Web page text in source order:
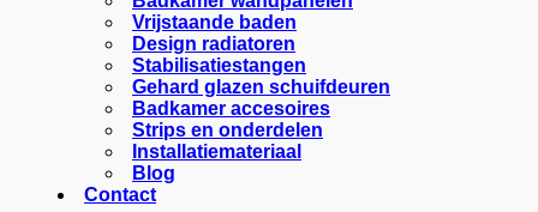
Vrijstaande baden
Design radiatoren
Stabilisatiestangen
Gehard glazen schuifdeuren
Badkamer accesoires
Strips en onderdelen
Installatiemateriaal
Blog
Contact